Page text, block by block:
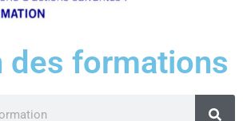
des formations